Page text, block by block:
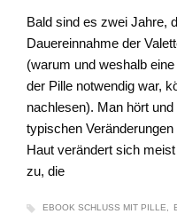
Bald sind es zwei Jahre,
Dauereinnahme der
(warum und weshalb
der Pille notwendig war,
nachlesen). Man hört
typischen
Haut verändert sich
zu, die
EBOOK SCHLUSS MIT PILLE